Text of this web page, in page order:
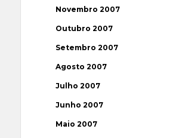
Novembro 2007
Outubro 2007
Setembro 2007
Agosto 2007
Julho 2007
Junho 2007
Maio 2007